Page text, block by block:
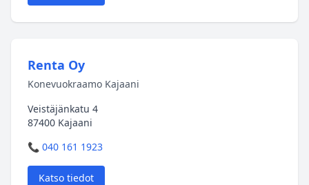
Renta Oy
Konevuokraamo Kajaani
Veistäjänkatu 4
87400 Kajaani
📞 040 161 1923
Katso tiedot